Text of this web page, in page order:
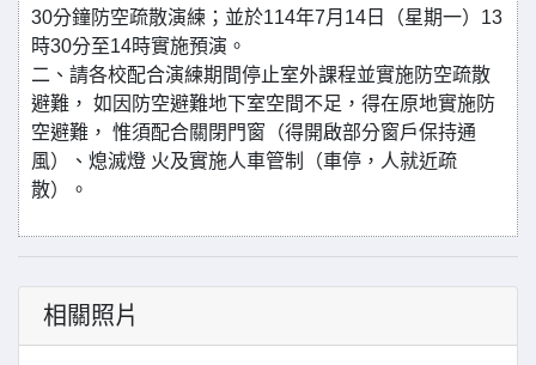
30分鐘防空疏散演練；並於114年7月14日（星期一）13
時30分至14時實施預演。
二、請各校配合演練期間停止室外課程並實施防空疏散
避難， 如因防空避難地下室空間不足，得在原地實施防
空避難， 惟須配合關閉門窗（得開啟部分窗戶保持通
風）、熄滅燈 火及實施人車管制（車停，人就近疏
散）。
相關照片